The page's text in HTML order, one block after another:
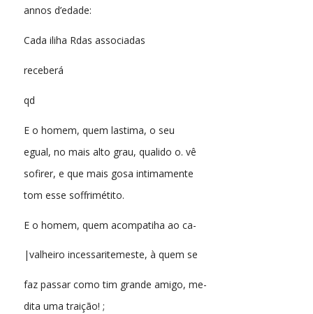
annos d’edade:
Cada iliha Rdas associadas
receberá
qd
E o homem, quem lastima, o seu
egual, no mais alto grau, qualido o. vê
sofirer, e que mais gosa intimamente
tom esse soffrimétito.
E o homem, quem acompatiha ao ca-
|valheiro incessaritemeste, à quem se
faz passar como tim grande amigo, me-
dita uma traição! ;